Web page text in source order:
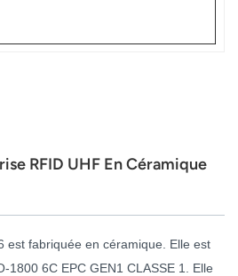
Melayu
Polski
แบบไทย
RFID UHF En Céramique
est fabriquée en céramique. Elle est
1800 6C EPC GEN1 CLASSE 1. Elle